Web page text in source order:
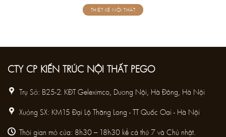
THIẾT KẾ NỘI THẤT
CTY CP KIẾN TRÚC NỘI THẤT PEGO
Trụ Sở: B25-2. KĐT Geleximco, Dương Nội, Hà Đông, Hà Nội
Xưởng SX: KM15 Đại Lộ Thăng Long - TT Quốc Oai - Hà Nội
Thời gian mở cửa: 8h30 – 18h30 kể cả thứ 7 và Chủ nhật.